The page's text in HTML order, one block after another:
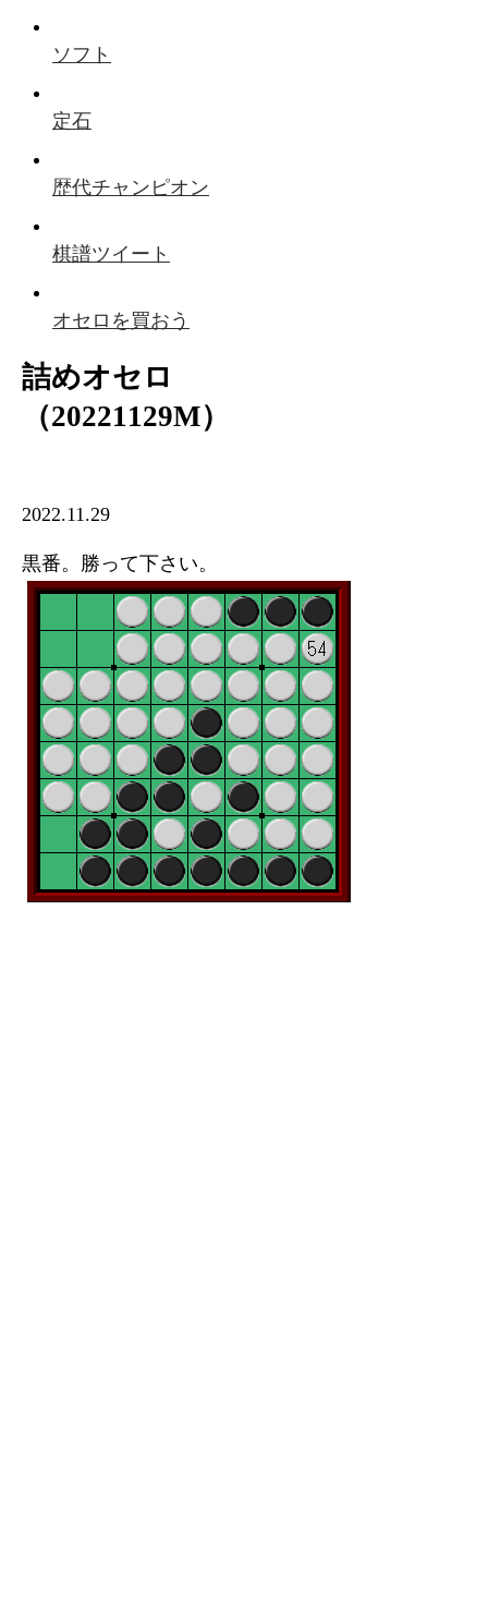
ソフト
定石
歴代チャンピオン
棋譜ツイート
オセロを買おう
詰めオセロ
（20221129M）
2022.11.29
黒番。勝って下さい。